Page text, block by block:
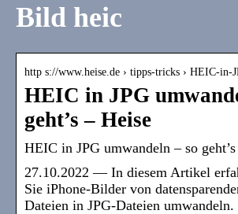
Bild heic
http s://www.heise.de › tipps-tricks › HEIC-in-
HEIC in JPG
geht’s – Heise
HEIC in JPG umwandeln – so geht’s
27.10.2022 — In diesem Artikel
Sie iPhone-Bilder von
Dateien in JPG-Dateien umwandeln.